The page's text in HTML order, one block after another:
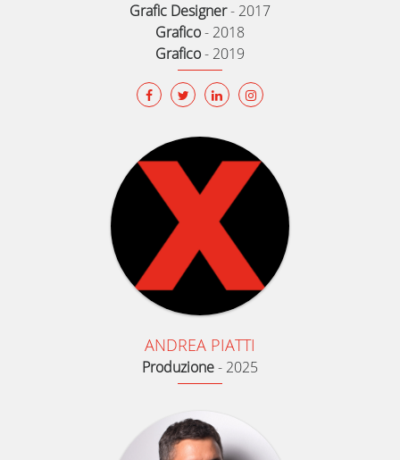
Grafic Designer- 2017
Grafico- 2018
Grafico- 2019
ANDREA PIATTI
Produzione- 2025